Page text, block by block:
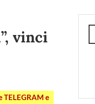
vinci
TELEGRAM e